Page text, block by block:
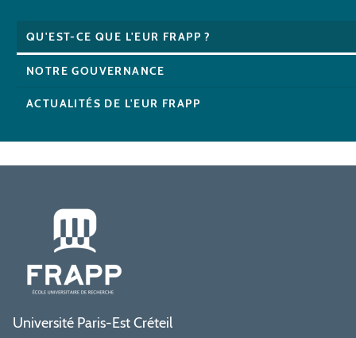
QU'EST-CE QUE L'EUR FRAPP ?
NOTRE GOUVERNANCE
ACTUALITÉS DE L'EUR FRAPP
Université Paris-Est Créteil